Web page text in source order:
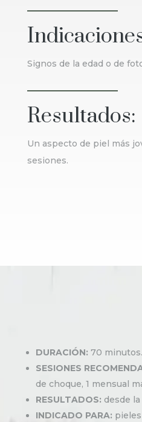
Signos de la edad o de
Resultados:
Un aspecto de piel más
sesiones.
DURACIÓN: 70 minutos.
SESIONES
de choque, 1 mensual
RESULTADOS: desde
INDICADO PARA: